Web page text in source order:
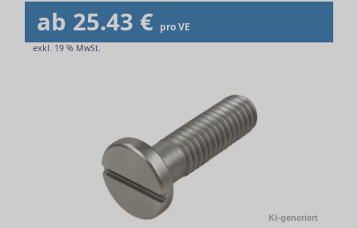
ab 25.43 € pro VE
exkl. 19 % MwSt.
KI-generiert